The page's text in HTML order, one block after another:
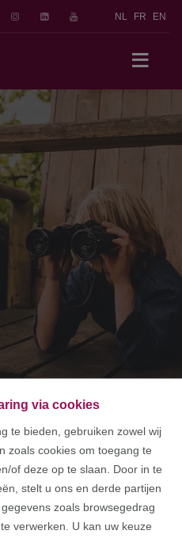
via cookies
te bieden, gebruiken zowel wij
zoals cookies om toegang te
of deze op te slaan. Door in te
stelt u ons en derde partijen
zoals browsegedrag
verwerken. U kan uw keuze
NL FR EN